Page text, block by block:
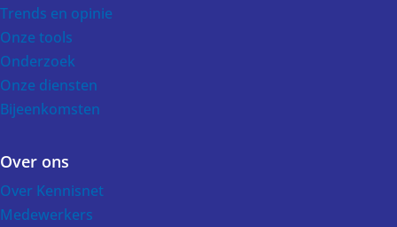
Trends en opinie
Onze tools
Onderzoek
Onze diensten
Bijeenkomsten
Over ons
Over Kennisnet
Medewerkers